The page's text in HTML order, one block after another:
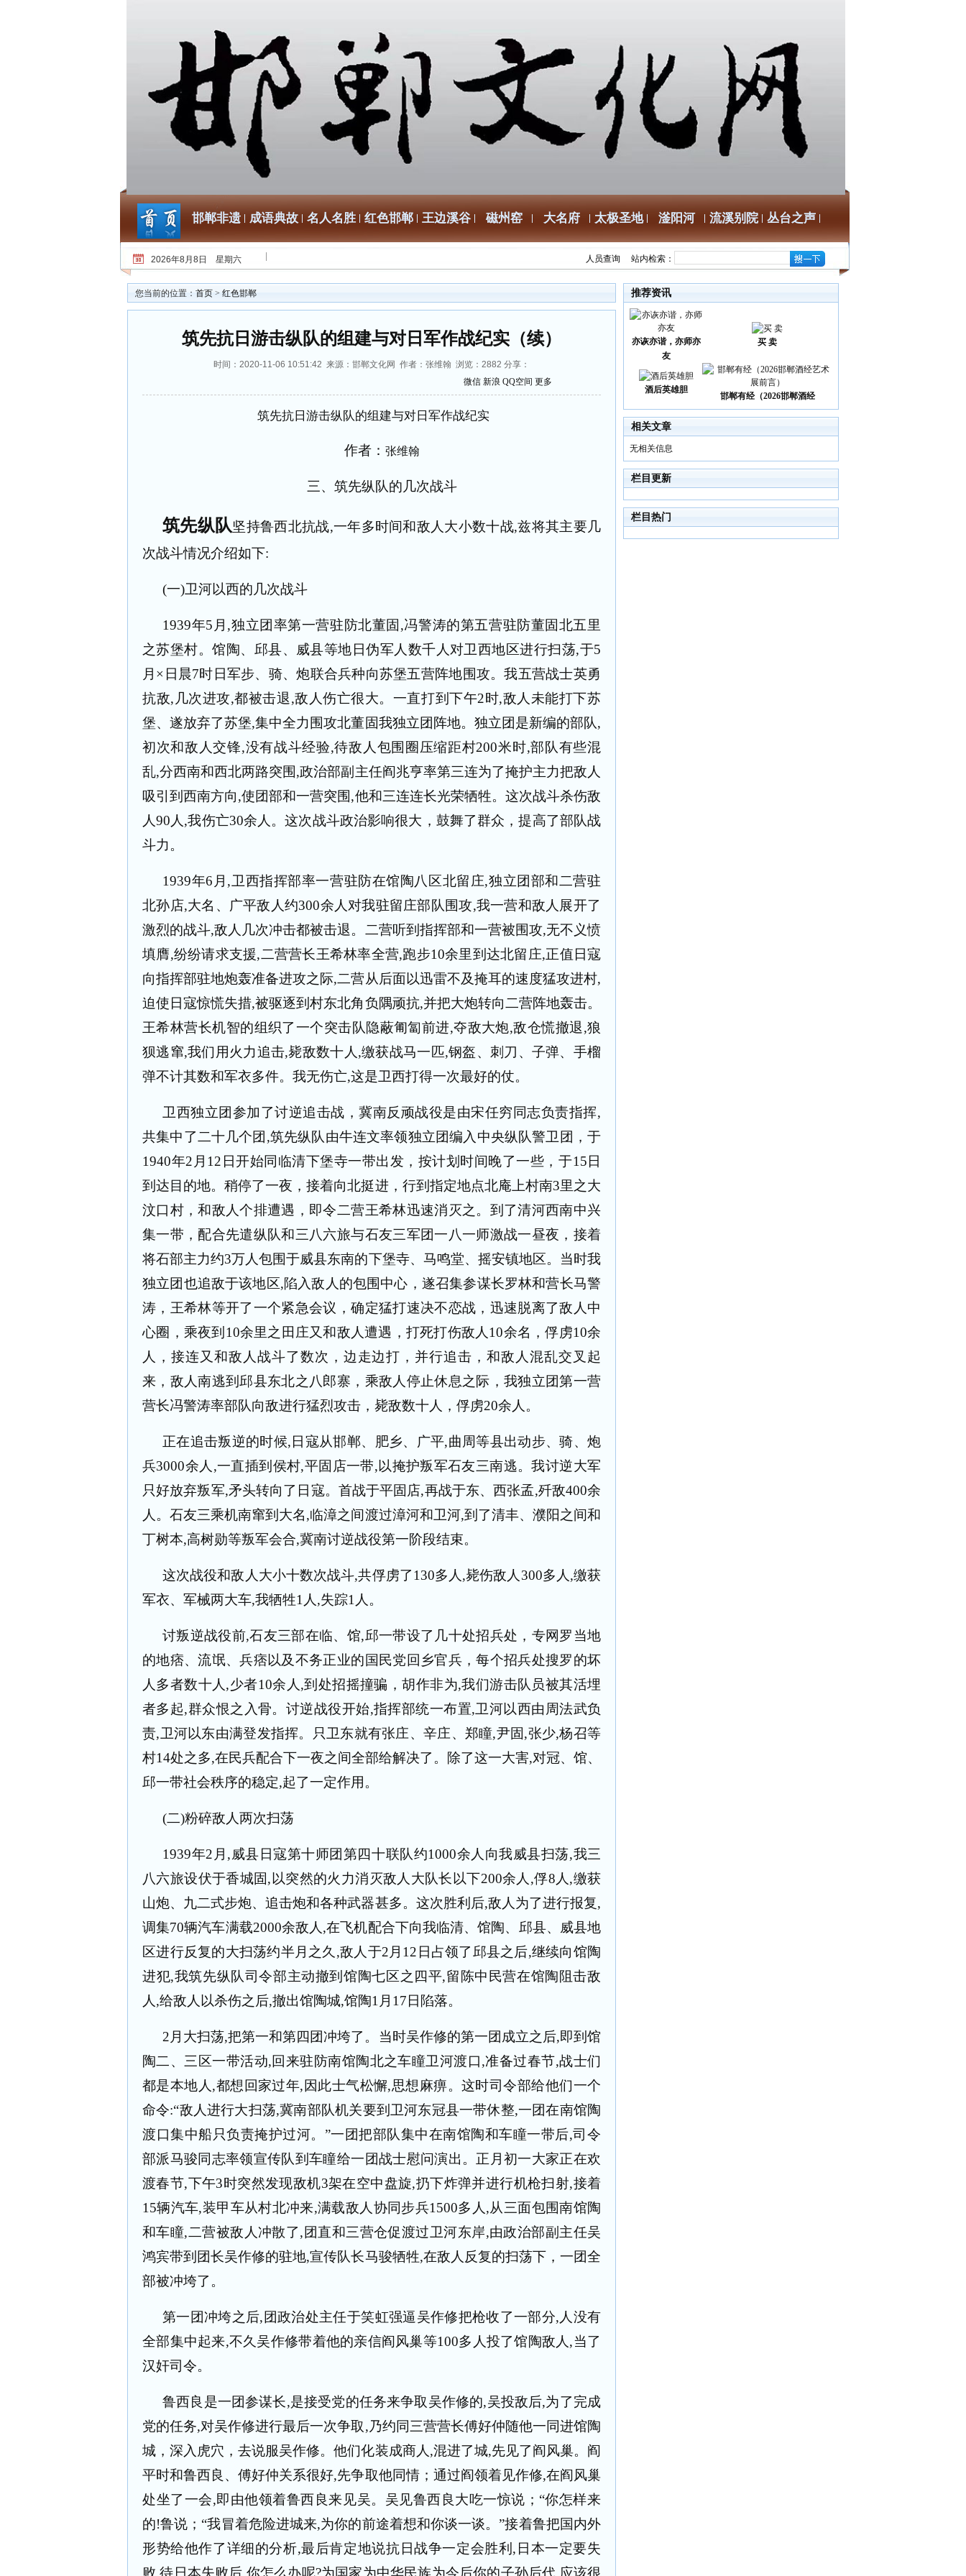
邯郸非遗 成语典故 名人名胜 红色邯郸 王边溪谷 磁州窑 大名府 太极圣地 滏阳河 流溪别院 丛台之声
2026年8月8日 星期六 人员查询 站内检索：
您当前的位置： 首页 > 红色邯郸
筑先抗日游击纵队的组建与对日军作战纪实（续）
时间：2020-11-06 10:51:42 来源：邯郸文化网 作者：张维翰 浏览： 2882 分享：
微信 新浪 QQ空间 更多
筑先抗日游击纵队的组建与对日军作战纪实
作者： 张维翰
三、筑先纵队的几次战斗
筑先纵队坚持鲁西北抗战,一年多时间和敌人大小数十战,兹将其主要几
次战斗情况介绍如下:
(一)卫河以西的几次战斗
1939年5 月 ,独立团率第一营驻防北董固 ,冯警涛的第五营驻防董固北五里
之苏堡村。馆陶、邱县、威县等地日伪军人数千人对卫西地区进行扫荡,于5
月×日晨7时日军步、骑、炮联合兵种向苏堡五营阵地围攻。我五营战士英勇
抗敌, 几次进攻,都被击退,敌人伤亡很大。一直打到下午2 时,敌人未能打下苏
堡、遂放弃了苏堡,集中全力围攻北董固我独立团阵地。独立团是新编的部队,
初次和敌人交锋,没有战斗经验,待敌人包围圈压缩距村200米时,部队有些混
乱,分西南和西北两路突围,政治部副主任阎兆亨率第三连为了掩护主力把敌人
吸引到西南方向,使团部和一营突围,他和三连连长光荣牺牲。这次战斗杀伤敌
人90 人 ,我伤亡30余人。这次战斗政治影响很大，鼓舞了群众，提高了部队战
斗力。
1939年6 月 ,卫西指挥部率一营驻防在馆陶八区北留庄,独立团部和二营驻
北孙店,大名、广平敌人约300余人对我驻留庄部队围攻,我一营和敌人展开了
激烈的战斗,敌人几次冲击都被击退。二营听到指挥部和一营被围攻,无不义愤
填膺,纷纷请求支援,二营营长王希林率全营,跑步10余里到达北留庄,正值日寇
向指挥部驻地炮轰准备进攻之际,二营从后面以迅雷不及掩耳的速度猛攻进村,
迫使日寇惊慌失措,被驱逐到村东北角负隅顽抗,并把大炮转向二营阵地轰击。
王希林营长机智的组织了一个突击队隐蔽匍匐前进,夺敌大炮,敌仓慌撤退,狼
狈逃窜,我们用火力追击,毙敌数十人 ,缴获战马一匹,钢盔、刺刀、子弹、手榴
弹不计其数和军衣多件。我无伤亡,这是卫西打得一次最好的仗。
卫西独立团参加了讨逆追击战，冀南反顽战役是由宋任穷同志负责指挥,
共集中了二十几个团 ,筑先纵队由牛连文率领独立团编入中央纵队警卫团，于
1940年2 月 12 日开始同临清下堡寺一带出发，按计划时间晚了一些，于15 日
到达目的地。稍停了一夜，接着向北挺进，行到指定地点北庵上村南3里之大
汶口村，和敌人个排遭遇，即令二营王希林迅速消灭之。到了清河西南中兴
集一带，配合先遣纵队和三八六旅与石友三军团一八一师激战一昼夜，接着
将石部主力约3万人包围于威县东南的下堡寺、马鸣堂、摇安镇地区。当时我
独立团也追敌于该地区,陷入敌人的包围中心，遂召集参谋长罗林和营长马警
涛，王希林等开了一个紧急会议，确定猛打速决不恋战，迅速脱离了敌人中
心圈，乘夜到 10余里之田庄又和敌人遭遇，打死打伤敌人 10余名，俘虏10余
人，接连又和敌人战斗了数次，边走边打，并行追击，和敌人混乱交叉起
来，敌人南逃到邱县东北之八郎寨，乘敌人停止休息之际，我独立团第一营
营长冯警涛率部队向敌进行猛烈攻击，毙敌数十人，俘虏20余人。
正在追击叛逆的时候, 日寇从邯郸、肥乡、广平,曲周等县出动步、骑、炮
兵3000余人 ,一直插到侯村,平固店一带,以掩护叛军石友三南逃。我讨逆大军
只好放弃叛军,矛头转向了日寇。首战于平固店,再战于东、西张孟,歼敌400余
人。石友三乘机南窜到大名,临漳之间渡过漳河和卫河,到了清丰、濮阳之间和
丁树本,高树勋等叛军会合,冀南讨逆战役第一阶段结束。
这次战役和敌人大小十数次战斗,共俘虏了130多人 ,毙伤敌人 300多人 ,缴获
军衣、军械两大车,我牺牲1 人 ,失踪1 人。
讨叛逆战役前,石友三部在临、馆,邱一带设了几十处招兵处，专网罗当地
的地痞、流氓、兵痞以及不务正业的国民党回乡官兵，每个招兵处搜罗的坏
人多者数十人 ,少者10余人 ,到处招摇撞骗，胡作非为,我们游击队员被其活埋
者多起,群众恨之入骨。讨逆战役开始,指挥部统一布置,卫河以西由周法武负
责,卫河以东由满登发指挥。只卫东就有张庄、辛庄、郑瞳,尹固,张少,杨召等
村14处之多,在民兵配合下一夜之间全部给解决了。除了这一大害,对冠、馆、
邱一带社会秩序的稳定,起了一定作用。
(二)粉碎敌人两次扫荡
1939年2 月 ,威县日寇第十师团第四十联队约1000余人向我威县扫荡,我三
八六旅设伏于香城固, 以突然的火力消灭敌人大队长以下200余人 ,俘8 人 ,缴获
山炮、九二式步炮、追击炮和各种武器甚多。这次胜利后,敌人为了进行报复,
调集70辆汽车满载2000余敌人 ,在飞机配合下向我临清、馆陶、邱县、威县地
区进行反复的大扫荡约半月之久 ,敌人于2 月 12 日占领了邱县之后,继续向馆陶
进犯,我筑先纵队司令部主动撤到馆陶七区之四平,留陈中民营在馆陶阻击敌
人 ,给敌人以杀伤之后,撤出馆陶城,馆陶1 月 17 日陷落。
2 月大扫荡,把第一和第四团冲垮了。当时吴作修的第一团成立之后,即到馆
陶二、三区一带活动,回来驻防南馆陶北之车瞳卫河渡口,准备过春节,战士们
都是本地人 ,都想回家过年, 因此士气松懈,思想麻痹。这时司令部给他们一个
命令:“敌人进行大扫荡,冀南部队机关要到卫河东冠县一带休整,一团在南馆陶
渡口集中船只负责掩护过河。”一团把部队集中在南馆陶和车瞳一带后,司令
部派马骏同志率领宣传队到车瞳给一团战士慰问演出。正月初一大家正在欢
渡春节,下午3 时突然发现敌机3架在空中盘旋,扔下炸弹并进行机枪扫射,接着
15辆汽车,装甲车从村北冲来,满载敌人协同步兵1500多人 ,从三面包围南馆陶
和车瞳,二营被敌人冲散了, 团直和三营仓促渡过卫河东岸,由政治部副主任吴
鸿宾带到团长吴作修的驻地,宣传队长马骏牺牲,在敌人反复的扫荡下，一团全
部被冲垮了。
第一团冲垮之后, 团政治处主任于笑虹强逼吴作修把枪收了一部分, 人没有
全部集中起来,不久吴作修带着他的亲信阎风巢等100多人投了馆陶敌人 ,当了
汉奸司令。
鲁西良是一团参谋长,是接受党的任务来争取吴作修的,吴投敌后,为了完成
党的任务,对吴作修进行最后一次争取,乃约同三营营长傅好仲随他一同进馆陶
城，深入虎穴，去说服吴作修。他们化装成商人 ,混进了城,先见了阎风巢。阎
平时和鲁西良、傅好仲关系很好,先争取他同情；通过阎领着见作修,在阎风巢
处坐了一会,即由他领着鲁西良来见吴。吴见鲁西良大吃一惊说；“你怎样来
的!鲁说；“我冒着危险进城来,为你的前途着想和你谈一谈。”接着鲁把国内外
形势给他作了详细的分析,最后肯定地说抗日战争一定会胜利 , 日本一定要失
败 ,待日本失败后 你怎么办呢?为国家为中华民族为今后你的子孙后代 应该很
推荐资讯
亦诙亦谐，亦师亦
友
买 卖
酒后英雄胆
邯郸有经（2026邯郸酒经
相关文章
无相关信息
栏目更新
栏目热门